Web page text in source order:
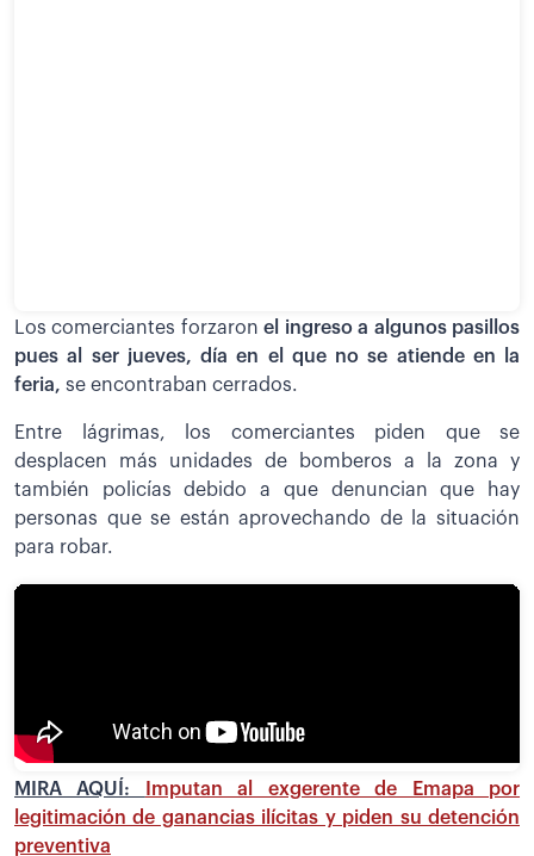
Los comerciantes forzaronel ingreso a algunos pasillos
pues al ser jueves, día en el que no se atiende en la
feria, se encontraban cerrados.
Entre lágrimas, los comerciantes piden que se
desplacen más unidades de bomberos a la zona y
también policías debido a que denuncian que hay
personas que se están aprovechando de la situación
para robar.
MIRA AQUÍ:
Imputan al exgerente de Emapa por
legitimación de ganancias ilícitas y piden su detención
preventiva